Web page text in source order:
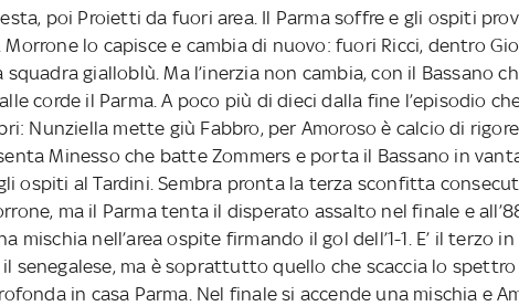
poi Proietti da fuori area. Il Parma soffre e gli ospiti
lo capisce e cambia di nuovo: fuori Ricci, dentro
squadra gialloblù. Ma l’inerzia non cambia, con il Bassano
corde il Parma. A poco più di dieci dalla fine l’episodio
Nunziella mette giù Fabbro, per Amoroso è calcio di
Minesso che batte Zommers e porta il Bassano in
gli ospiti al Tardini. Sembra pronta la terza sconfitta
ma il Parma tenta il disperato assalto nel finale e
mischia nell’area ospite firmando il gol dell’1-1. E’ il terzo in
senegalese, ma è soprattutto quello che scaccia lo
in casa Parma. Nel finale si accende una mischia e